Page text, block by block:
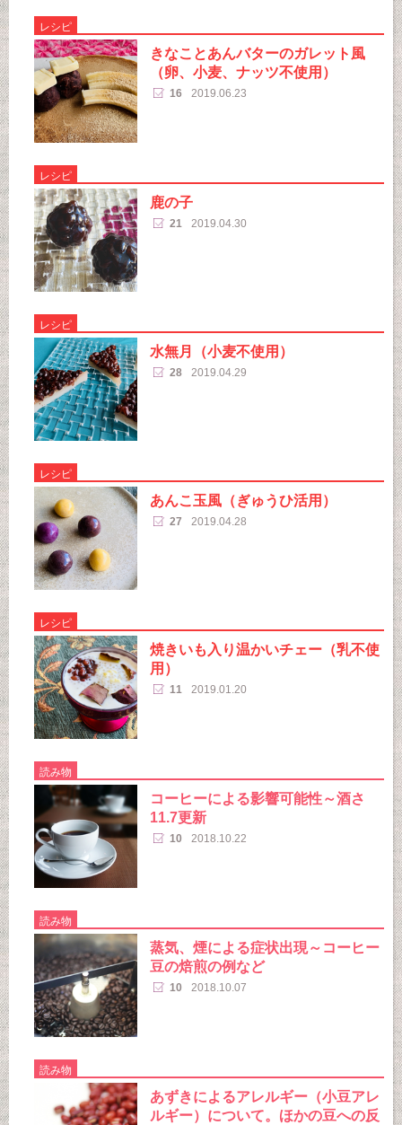
レシピ
きなことあんバターのガレット風
（卵、小麦、ナッツ不使用）
16 2019.06.23
レシピ
鹿の子
21 2019.04.30
レシピ
水無月（小麦不使用）
28 2019.04.29
レシピ
あんこ玉風（ぎゅうひ活用）
27 2019.04.28
レシピ
焼きいも入り温かいチェー（乳不使
用）
11 2019.01.20
読み物
コーヒーによる影響可能性～酒さ
11.7更新
10 2018.10.22
読み物
蒸気、煙による症状出現～コーヒー
豆の焙煎の例など
10 2018.10.07
読み物
あずきによるアレルギー（小豆アレ
ルギー）について。ほかの豆への反